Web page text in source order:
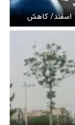
پیش بینی هوای کردستان فردا پنجشنبه 7 اسفند/ کاهش